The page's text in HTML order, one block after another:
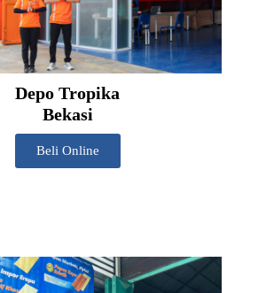
Depo Tropika
Bekasi
Beli Online